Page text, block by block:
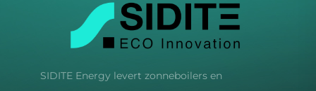
SIDITE Energy levert zonneboilers en